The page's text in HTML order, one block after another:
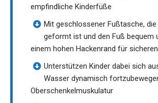
empfindliche Kinderfüße
Mit geschlossener Fußtasche,
geformt ist und den Fuß bequem
einem hohen Hackenrand für
Unterstützen Kinder dabei sich
Wasser dynamisch
Oberschenkelmuskulatur